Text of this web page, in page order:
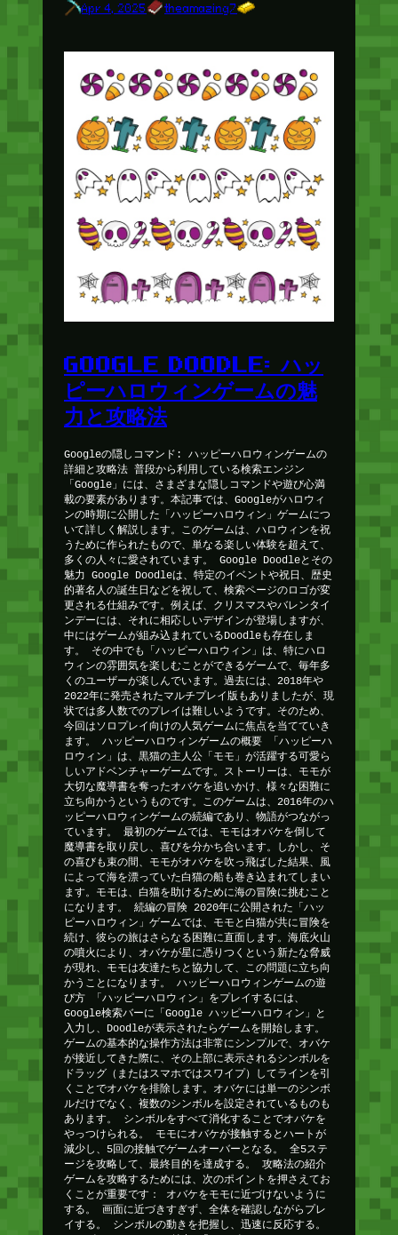
Apr 4, 2025
theamazing7
GOOGLE DOODLE: ハッ
ピーハロウィンゲームの魅
力と攻略法
Googleの隠しコマンド: ハッピーハロウィンゲームの
詳細と攻略法 普段から利用している検索エンジン
「Google」には、さまざまな隠しコマンドや遊び心満
載の要素があります。本記事では、Googleがハロウィ
ンの時期に公開した「ハッピーハロウィン」ゲームにつ
いて詳しく解説します。このゲームは、ハロウィンを祝
うために作られたもので、単なる楽しい体験を超えて、
多くの人々に愛されています。 Google Doodleとその
魅力 Google Doodleは、特定のイベントや祝日、歴史
的著名人の誕生日などを祝して、検索ページのロゴが変
更される仕組みです。例えば、クリスマスやバレンタイ
ンデーには、それに相応しいデザインが登場しますが、
中にはゲームが組み込まれているDoodleも存在しま
す。 その中でも「ハッピーハロウィン」は、特にハロ
ウィンの雰囲気を楽しむことができるゲームで、毎年多
くのユーザーが楽しんでいます。過去には、2018年や
2022年に発売されたマルチプレイ版もありましたが、現
状では多人数でのプレイは難しいようです。そのため、
今回はソロプレイ向けの人気ゲームに焦点を当てていき
ます。 ハッピーハロウィンゲームの概要 「ハッピーハ
ロウィン」は、黒猫の主人公「モモ」が活躍する可愛ら
しいアドベンチャーゲームです。ストーリーは、モモが
大切な魔導書を奪ったオバケを追いかけ、様々な困難に
立ち向かうというものです。このゲームは、2016年のハ
ッピーハロウィンゲームの続編であり、物語がつながっ
ています。 最初のゲームでは、モモはオバケを倒して
魔導書を取り戻し、喜びを分かち合います。しかし、そ
の喜びも束の間、モモがオバケを吹っ飛ばした結果、風
によって海を漂っていた白猫の船も巻き込まれてしまい
ます。モモは、白猫を助けるために海の冒険に挑むこと
になります。 続編の冒険 2020年に公開された「ハッ
ピーハロウィン」ゲームでは、モモと白猫が共に冒険を
続け、彼らの旅はさらなる困難に直面します。海底火山
の噴火により、オバケが星に憑りつくという新たな脅威
が現れ、モモは友達たちと協力して、この問題に立ち向
かうことになります。 ハッピーハロウィンゲームの遊
び方 「ハッピーハロウィン」をプレイするには、
Google検索バーに「Google ハッピーハロウィン」と
入力し、Doodleが表示されたらゲームを開始します。
ゲームの基本的な操作方法は非常にシンプルで、オバケ
が接近してきた際に、その上部に表示されるシンボルを
ドラッグ（またはスマホではスワイプ）してラインを引
くことでオバケを排除します。オバケには単一のシンボ
ルだけでなく、複数のシンボルを設定されているものも
あります。 シンボルをすべて消化することでオバケを
やっつけられる。 モモにオバケが接触するとハートが
減少し、5回の接触でゲームオーバーとなる。 全5ステ
ージを攻略して、最終目的を達成する。 攻略法の紹介
ゲームを攻略するためには、次のポイントを押さえてお
くことが重要です： オバケをモモに近づけないように
する。 画面に近づきすぎず、全体を確認しながらプレ
イする。 シンボルの動きを把握し、迅速に反応する。